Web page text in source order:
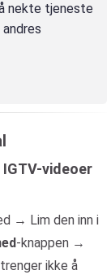
nekte tjeneste
videoer
→ Lim den inn i
-knappen →
ikke å